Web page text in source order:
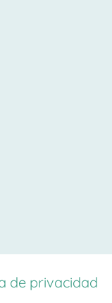
de privacidad